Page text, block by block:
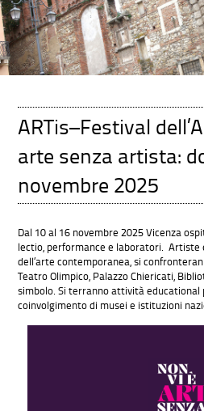
ARTis–Festival
arte senza artista:
novembre 2025
Dal 10 al 16 novembre 2025 Vicenza
lectio, performance e laboratori. Artiste
dell’arte contemporanea, si
Teatro Olimpico, Palazzo Chiericati,
simbolo. Si terranno attività educational
coinvolgimento di musei e istituzioni